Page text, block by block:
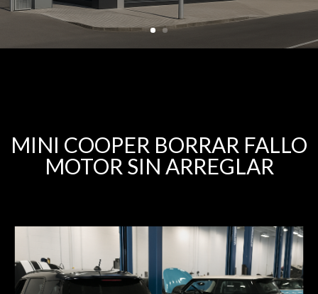
MINI COOPER BORRAR FALLO
MOTOR SIN ARREGLAR